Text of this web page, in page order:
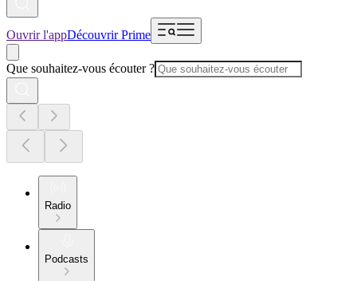
Ouvrir l'appDécouvrir Prime
Que souhaitez-vous écouter ?
Radio
Podcasts